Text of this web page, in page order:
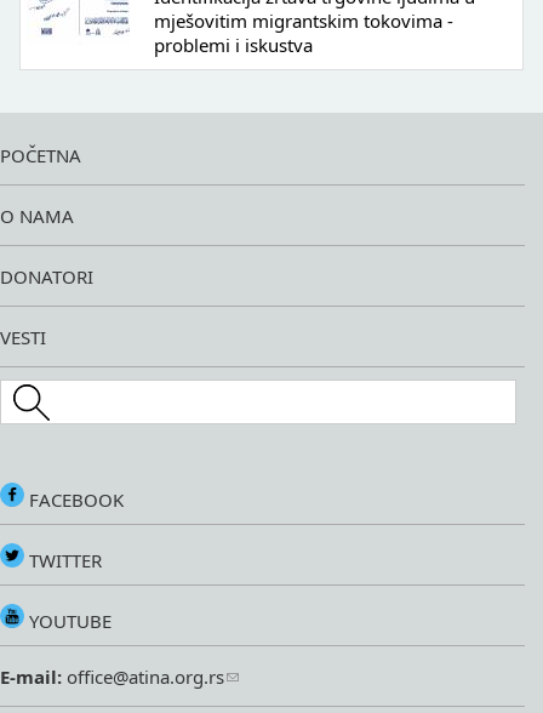
mješovitim migrantskim tokovima -
problemi i iskustva
POČETNA
O NAMA
DONATORI
VESTI
Search this site
FACEBOOK
TWITTER
YOUTUBE
E-mail: office@atina.org.rs